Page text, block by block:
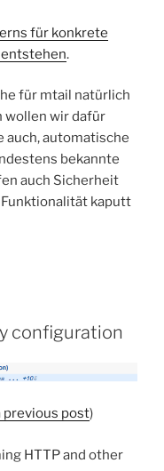
für konkrete
.
für mtail natürlich
wollen wir dafür
auch, automatische
bekannte
auch Sicherheit
Funktionalität kaputt
configuration
previous post)
HTTP and other